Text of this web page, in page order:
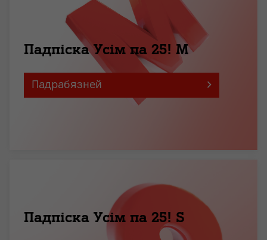
Падпіска Усім па 25! M
Падрабязней
Падпіска Усім па 25! S